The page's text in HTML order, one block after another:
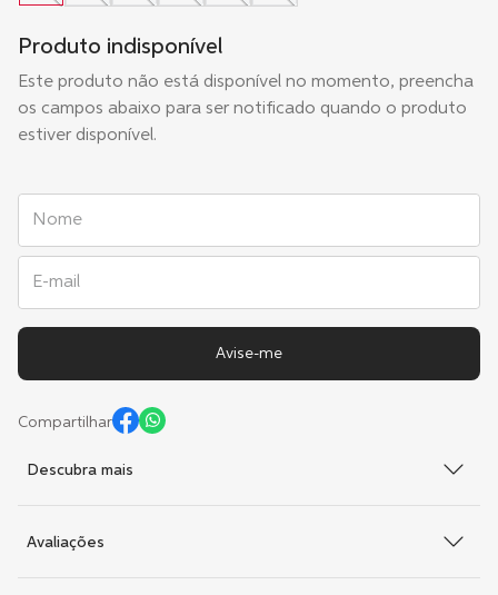
Produto indisponível
Este produto não está disponível no momento, preencha
os campos abaixo para ser notificado quando o produto
estiver disponível.
Compartilhar
Descubra mais
Avaliações